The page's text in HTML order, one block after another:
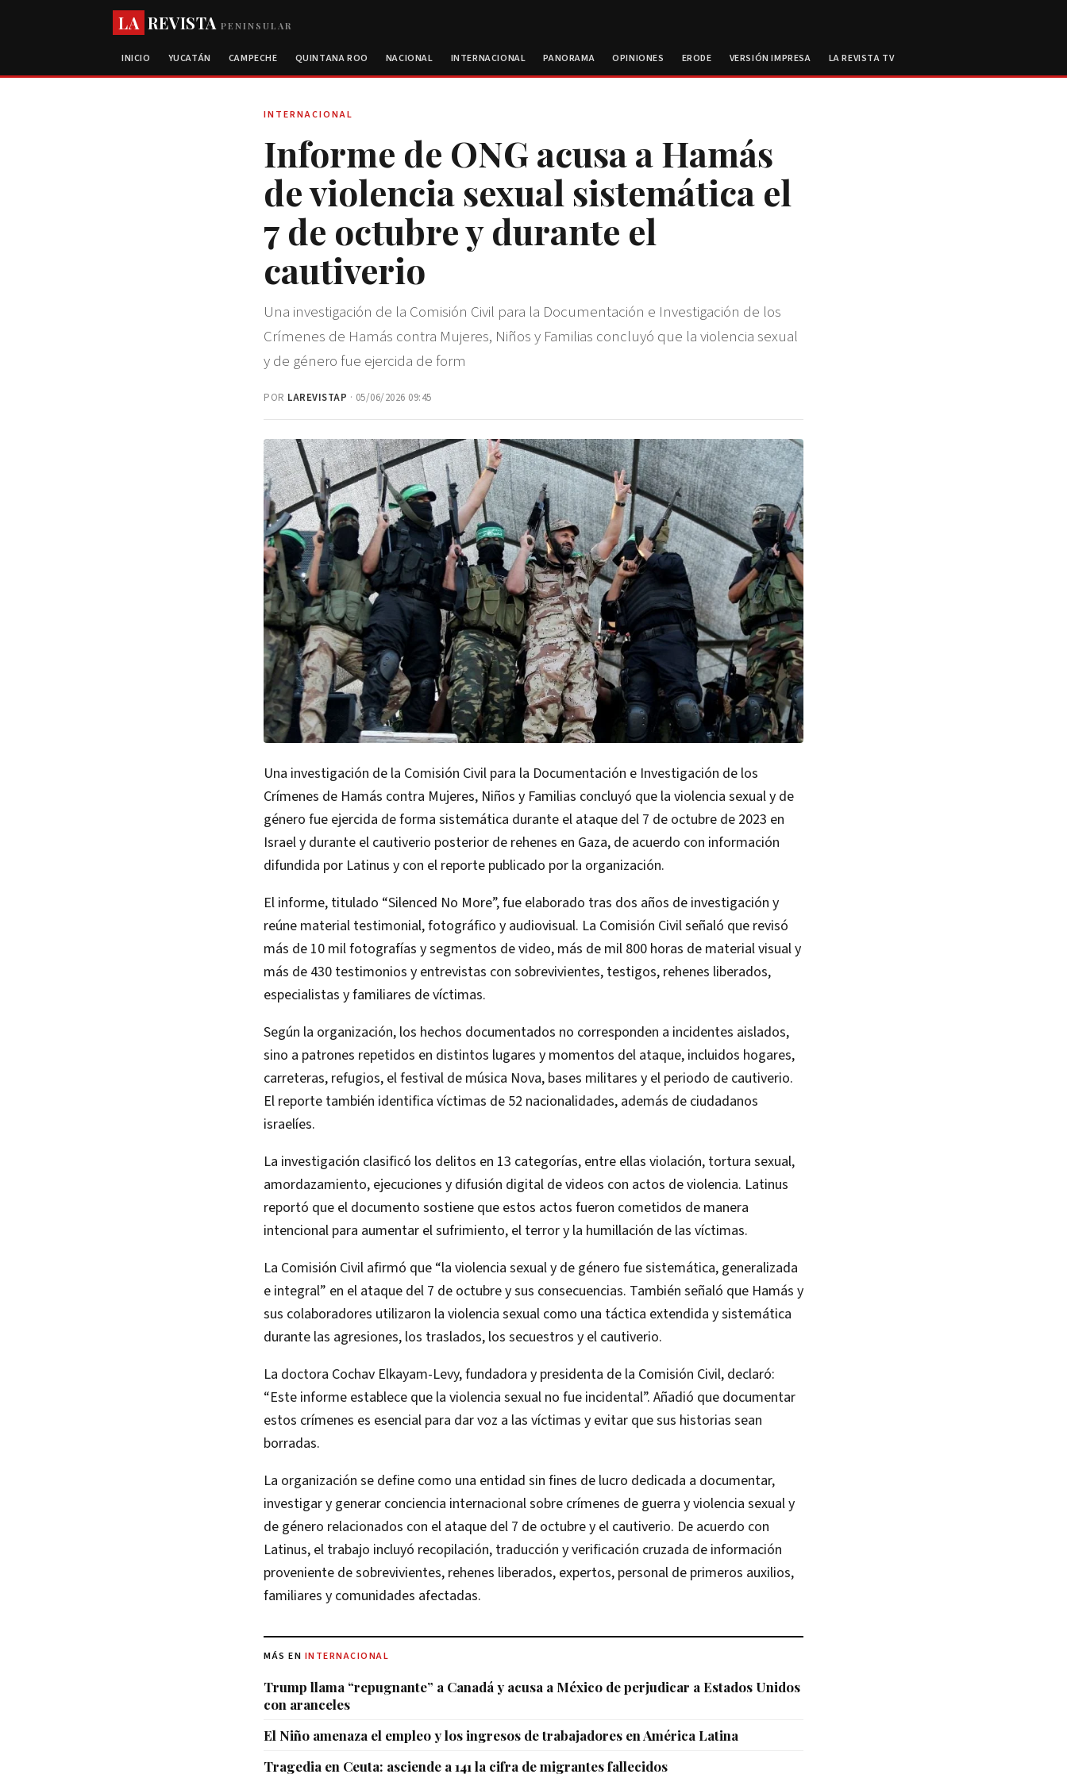
LA REVISTAPENINSULAR
INICIO YUCATÁN CAMPECHE QUINTANA ROO NACIONAL INTERNACIONAL PANORAMA OPINIONES ERODE VERSIÓN IMPRESA LA REVISTA TV
INTERNACIONAL
Informe de ONG acusa a Hamás
de violencia sexual sistemática el
7 de octubre y durante el
cautiverio
Una investigación de la Comisión Civil para la Documentación e Investigación de los
Crímenes de Hamás contra Mujeres, Niños y Familias concluyó que la violencia sexual
y de género fue ejercida de form
POR LAREVISTAP · 05/06/2026 09:45
Una investigación de la Comisión Civil para la Documentación e Investigación de los
Crímenes de Hamás contra Mujeres, Niños y Familias concluyó que la violencia sexual y de
género fue ejercida de forma sistemática durante el ataque del 7 de octubre de 2023 en
Israel y durante el cautiverio posterior de rehenes en Gaza, de acuerdo con información
difundida por Latinus y con el reporte publicado por la organización.
El informe, titulado “Silenced No More”, fue elaborado tras dos años de investigación y
reúne material testimonial, fotográfico y audiovisual. La Comisión Civil señaló que revisó
más de 10 mil fotografías y segmentos de video, más de mil 800 horas de material visual y
más de 430 testimonios y entrevistas con sobrevivientes, testigos, rehenes liberados,
especialistas y familiares de víctimas.
Según la organización, los hechos documentados no corresponden a incidentes aislados,
sino a patrones repetidos en distintos lugares y momentos del ataque, incluidos hogares,
carreteras, refugios, el festival de música Nova, bases militares y el periodo de cautiverio.
El reporte también identifica víctimas de 52 nacionalidades, además de ciudadanos
israelíes.
La investigación clasificó los delitos en 13 categorías, entre ellas violación, tortura sexual,
amordazamiento, ejecuciones y difusión digital de videos con actos de violencia. Latinus
reportó que el documento sostiene que estos actos fueron cometidos de manera
intencional para aumentar el sufrimiento, el terror y la humillación de las víctimas.
La Comisión Civil afirmó que “la violencia sexual y de género fue sistemática, generalizada
e integral” en el ataque del 7 de octubre y sus consecuencias. También señaló que Hamás y
sus colaboradores utilizaron la violencia sexual como una táctica extendida y sistemática
durante las agresiones, los traslados, los secuestros y el cautiverio.
La doctora Cochav Elkayam-Levy, fundadora y presidenta de la Comisión Civil, declaró:
“Este informe establece que la violencia sexual no fue incidental”. Añadió que documentar
estos crímenes es esencial para dar voz a las víctimas y evitar que sus historias sean
borradas.
La organización se define como una entidad sin fines de lucro dedicada a documentar,
investigar y generar conciencia internacional sobre crímenes de guerra y violencia sexual y
de género relacionados con el ataque del 7 de octubre y el cautiverio. De acuerdo con
Latinus, el trabajo incluyó recopilación, traducción y verificación cruzada de información
proveniente de sobrevivientes, rehenes liberados, expertos, personal de primeros auxilios,
familiares y comunidades afectadas.
MÁS EN INTERNACIONAL
Trump llama “repugnante” a Canadá y acusa a México de perjudicar a Estados Unidos
con aranceles
El Niño amenaza el empleo y los ingresos de trabajadores en América Latina
Tragedia en Ceuta: asciende a 141 la cifra de migrantes fallecidos